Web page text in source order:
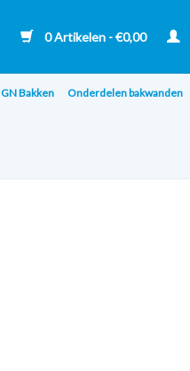
0 Artikelen - €0,00
GN Bakken Onderdelen bakwanden